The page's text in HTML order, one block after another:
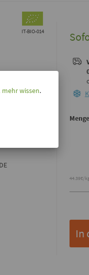
IT-BIO-014
Wurf
Menge
44.39€/
In
wissen.